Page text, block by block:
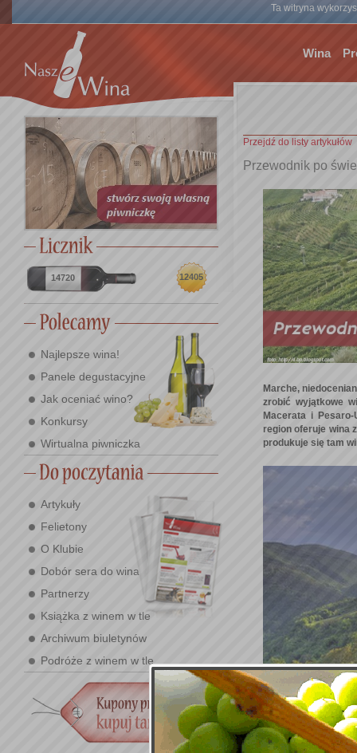
Ta witryna
Wina
14720 12405
Najlepsze wina!
Panele degustacyjne
Jak oceniać wino?
Konkursy
Wirtualna piwniczka
Artykuły
Felietony
O Klubie
Dobór sera do wina
Partnerzy
Książka z winem w tle
Archiwum biuletynów
Podróże z winem w tle
Przejdź do listy artykułów
Przewodnik po
Marche,
zrobić wyjątkowe
Macerata i
region oferuje wina
produkuje się tam